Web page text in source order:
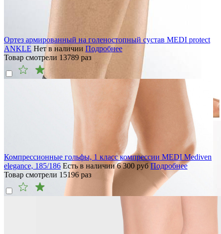
Ортез армированный на голеностопный сустав MEDI protect
ANKLE Нет в наличии Подробнее
Товар смотрели 13789 раз
Компрессионные гольфы, 1 класс компрессии MEDI Mediven
elegance, 185/186 Есть в наличии 6 300 руб Подробнее
Товар смотрели 15196 раз